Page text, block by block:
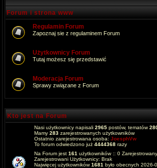
Forum i strona www
Regulamin Forum
Zapoznaj sie z regulaminem Forum
Użytkownicy Forum
Tutaj możesz się przedstawić
Moderacja Forum
Sprawy związane z Forum
Kto jest na Forum
Nasi użytkownicy napisali 2965 postów, tematów
Mamy 283 zarejestrowanych użytkowników
Ostatnio zarejestrowana osoba: JoesphVw
To forum odwiedzono już 4444368 razy
Na Forum jest 161 użytkowników :: 0
Zarejestrowani Użytkownicy: Brak
Najwięcej użytkowników1681 było obecnych 2026-